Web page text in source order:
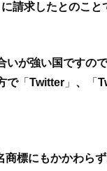
に請求したとのこと
いが強い国ですの
で「 Twitter 」 、 「
商標にもかかわら